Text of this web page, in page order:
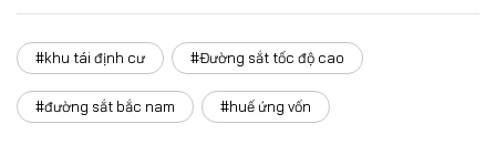
#khu tái định cư #Đường sắt tốc độ cao
#đường sắt bắc nam #huế ứng vốn